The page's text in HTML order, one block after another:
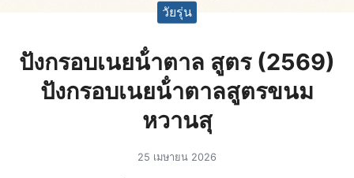
วัยรุ่น
ปังกรอบเนยน้ําตาล สูตร (2569)
ปังกรอบเนยน้ําตาลสูตรขนม
หวานสุ
25 เมษายน 2026